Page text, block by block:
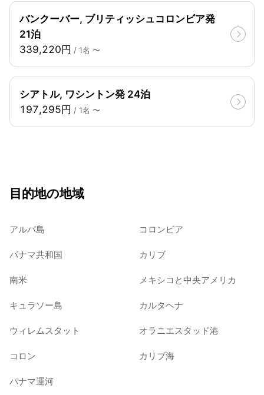
バンクーバー, ブリティッシュコロンビア発
21泊
339,220円 / 1名 〜
シアトル, ワシントン発 24泊
197,295円 / 1名 〜
目的地の地域
アルバ島 コロンビア
パナマ共和国 カリブ
南米 メキシコと中央アメリカ
キュラソー島 カルタヘナ
ウィレムスタット オラニエスタッド港
コロン カリブ海
パナマ運河